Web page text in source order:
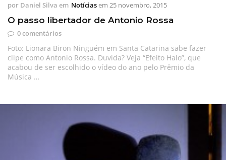
por Daniel Silva em Notíciasem 25 novembro, 2015
O passo libertador de Antonio Rossa
0 comentários
Foto: Lionara Biron Ninguém em Santa Catarina sabe fazer
clipe como Antonio Rossa. Duvida? Veja “Efeito Halo”, que
acabou de ser escolhido o vídeo do ano pelo Prêmio da
Música …